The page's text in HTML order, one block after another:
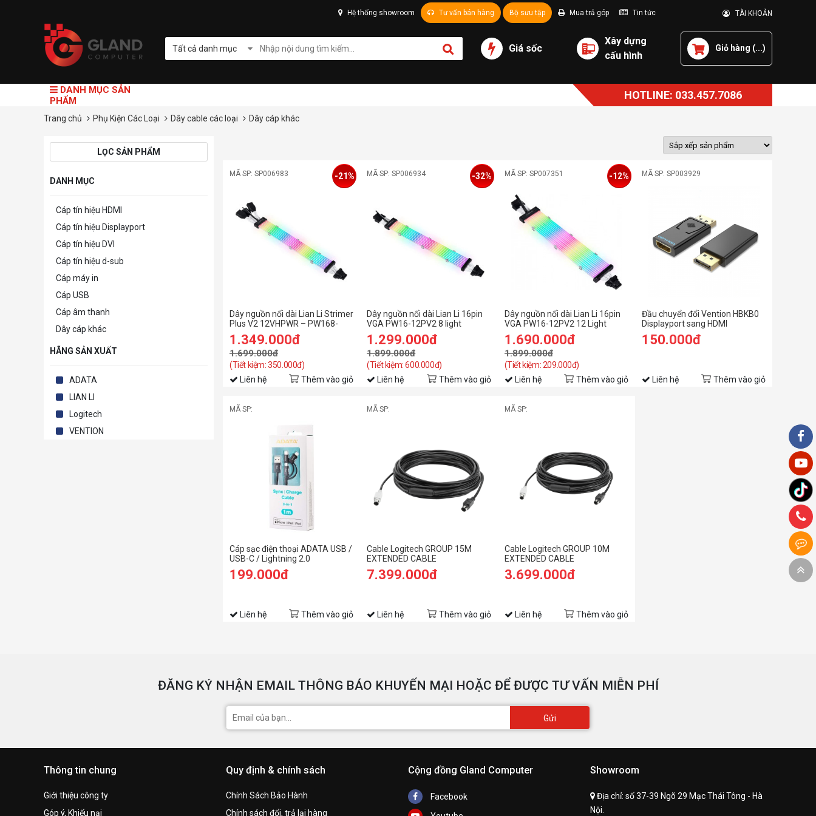
Hệ thống showroom Tư vấn bán hàng Bộ sưu tập Mua trả góp Tin tức TÀI KHOẢN
Tất cả danh mục Giá sốc
Xây dựng
cấu hình
Giỏ hàng (...)
DANH MỤC SẢN
PHẨM
HOTLINE: 033.457.7086
Trang chủ Phụ Kiện Các Loại Dây cable các loại Dây cáp khác
LỌC SẢN PHẨM
DANH MỤC
Cáp tín hiệu HDMI
Cáp tín hiệu Displayport
Cáp tín hiệu DVI
Cáp tín hiệu d-sub
Cáp máy in
Cáp USB
Cáp âm thanh
Dây cáp khác
HÃNG SẢN XUẤT
ADATA
LIAN LI
Logitech
VENTION
MÃ SP: SP006983
Dây nguồn nối dài Lian Li Strimer
Plus V2 12VHPWR – PW168-
8PV2 – 3×8-PIN to 12+4-PIN 8
light guides
1.349.000đ
1.699.000đ
(Tiết kiệm: 350.000đ)
-21%
Liên hệ Thêm vào giỏ
MÃ SP: SP006934
Dây nguồn nối dài Lian Li 16pin
VGA PW16-12PV2 8 light
Strimer Plus V2
1.299.000đ
1.899.000đ
(Tiết kiệm: 600.000đ)
-32%
Liên hệ Thêm vào giỏ
MÃ SP: SP007351
Dây nguồn nối dài Lian Li 16pin
VGA PW16-12PV2 12 Light
Strimer Plus V2
1.690.000đ
1.899.000đ
(Tiết kiệm: 209.000đ)
-12%
Liên hệ Thêm vào giỏ
MÃ SP: SP003929
Đầu chuyển đổi Vention HBKB0
Displayport sang HDMI
150.000đ
Liên hệ Thêm vào giỏ
MÃ SP:
Cáp sạc điện thoại ADATA USB /
USB-C / Lightning 2.0
199.000đ
Liên hệ Thêm vào giỏ
MÃ SP:
Cable Logitech GROUP 15M
EXTENDED CABLE
7.399.000đ
Liên hệ Thêm vào giỏ
MÃ SP:
Cable Logitech GROUP 10M
EXTENDED CABLE
3.699.000đ
Liên hệ Thêm vào giỏ
ĐĂNG KÝ NHẬN EMAIL THÔNG BÁO KHUYẾN MẠI HOẶC ĐỂ ĐƯỢC TƯ VẤN MIỄN PHÍ
Gửi
Thông tin chung
Giới thiệu công ty
Góp ý, Khiếu nại
Quy định & chính sách
Chính Sách Bảo Hành
Chính sách đổi, trả lại hàng
Cộng đồng Gland Computer
Facebook
Showroom
Địa chỉ: số 37-39 Ngõ 29 Mạc Thái Tông - Hà
Nội.